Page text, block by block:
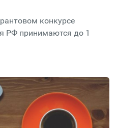
конкурсе
РФ принимаются до 1